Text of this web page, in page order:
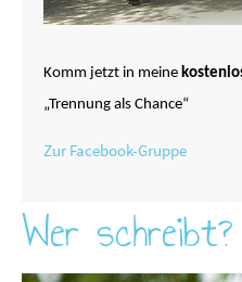
Komm jetzt in meine
„Trennung als Chance“
Zur Facebook-Gruppe
Wer schreibt?